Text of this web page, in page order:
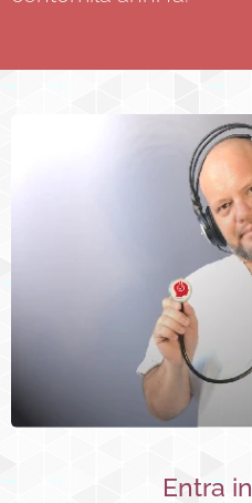
Entra in